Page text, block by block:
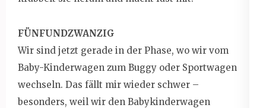
FÜNFUNDZWANZIG
Wir sind jetzt gerade in der Phase, wo wir vom
Baby-Kinderwagen zum Buggy oder Sportwagen
wechseln. Das fällt mir wieder schwer –
besonders, weil wir den Babykinderwagen